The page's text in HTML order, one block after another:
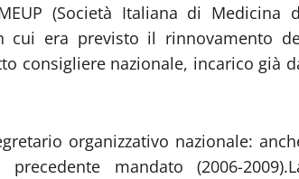
(Società Italiana di Medicina
cui era previsto il rinnovamento
consigliere nazionale, incarico già
organizzativo nazionale:
mandato (2006-